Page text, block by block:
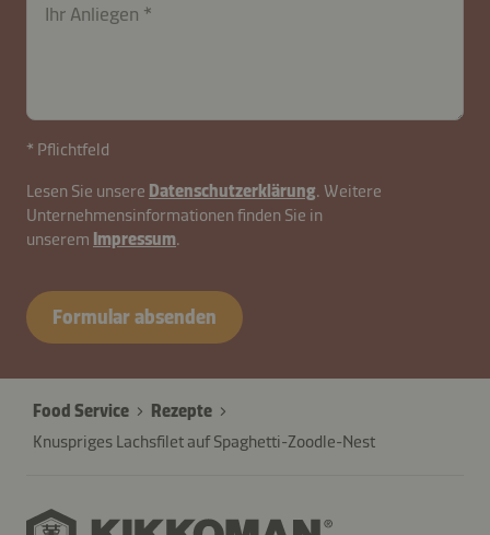
Ihr Anliegen
* Pflichtfeld
Lesen Sie unsere Datenschutzerklärung. Weitere
Unternehmensinformationen finden Sie in
unserem Impressum.
Formular absenden
Food Service
Rezepte
Knuspriges Lachsfilet auf Spaghetti-Zoodle-Nest